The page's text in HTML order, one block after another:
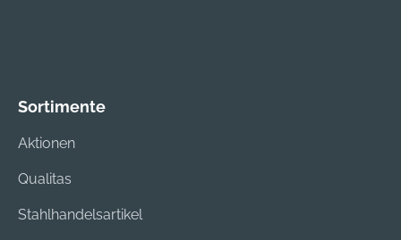
Sortimente
Aktionen
Qualitas
Stahlhandelsartikel